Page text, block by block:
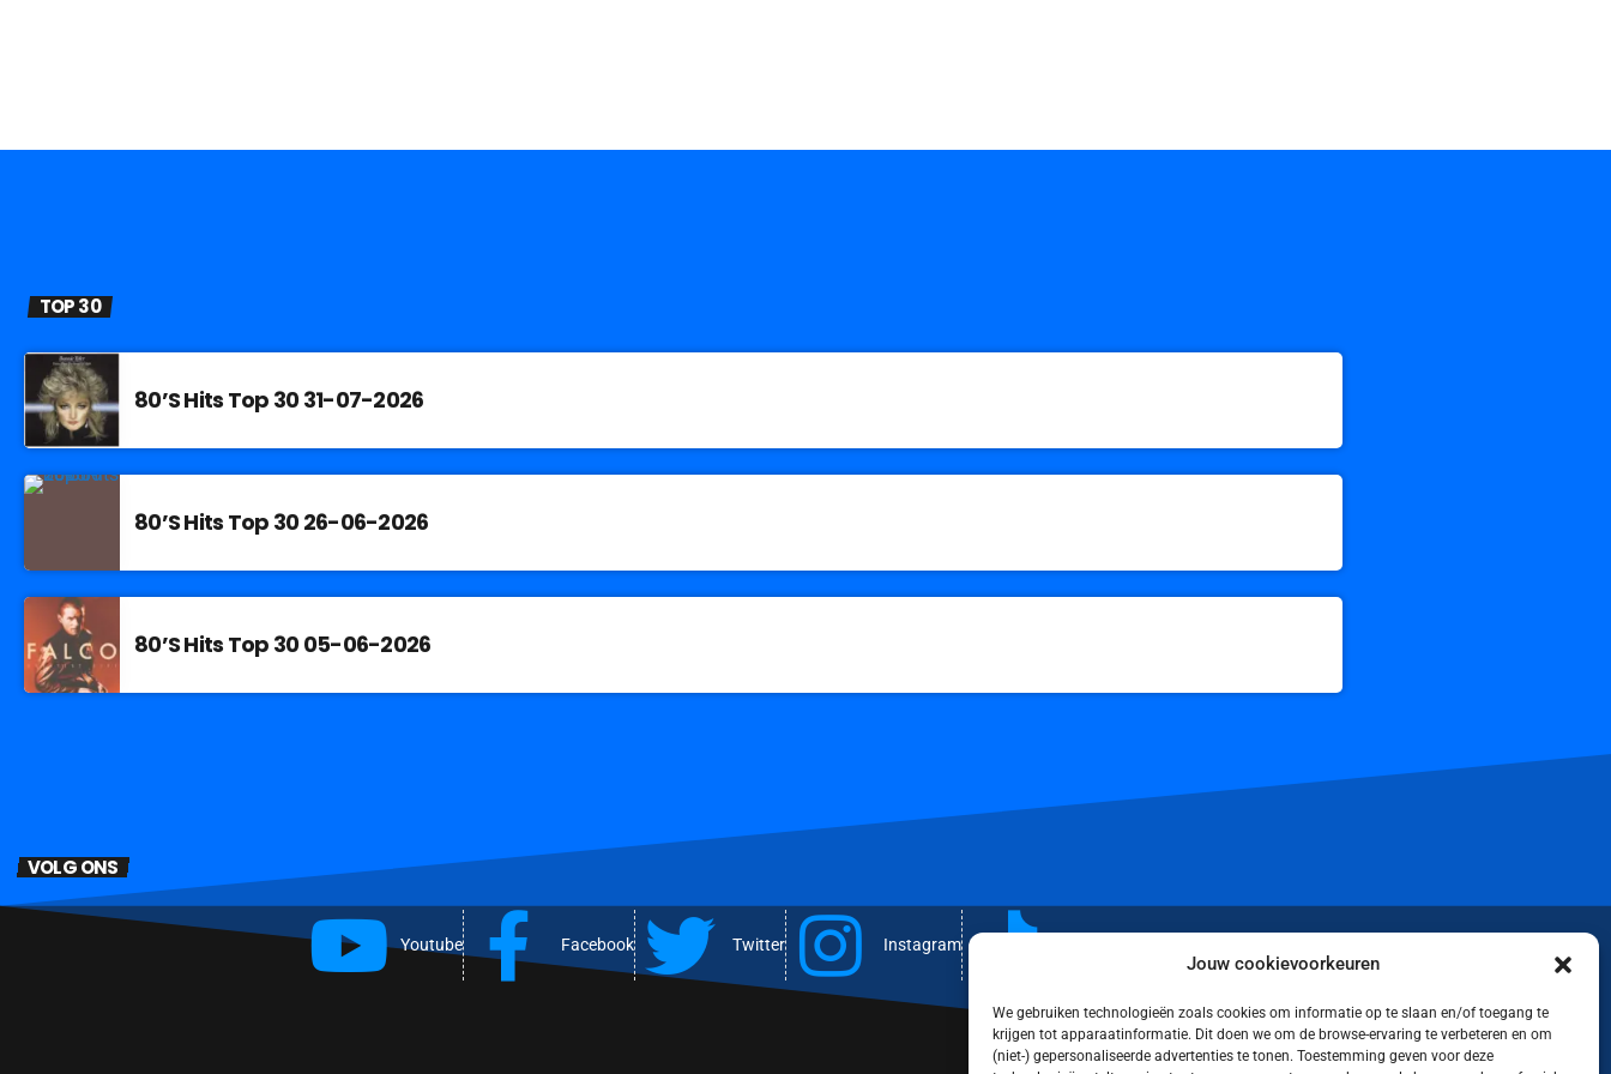
Jouw cookievoorkeuren
We gebruiken technologieën zoals cookies om informatie op te slaan en/of toegang te
krijgen tot apparaatinformatie. Dit doen we om de browse-ervaring te verbeteren en om
(niet-) gepersonaliseerde advertenties te tonen. Toestemming geven voor deze
TOP 30
80’S Hits Top 30 31-07-2026
80’S Hits Top 30 26-06-2026
80’S Hits Top 30 05-06-2026
VOLG ONS
Youtube Facebook Twitter Instagram